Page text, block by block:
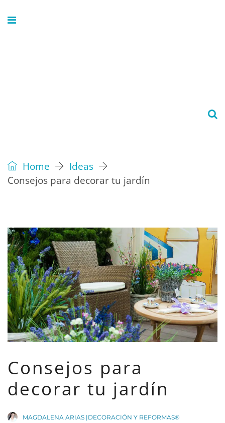
Home
Ideas
Consejos para decorar tu jardín
Consejos para
decorar tu jardín
MAGDALENA ARIAS |DECORACIÓN Y REFORMAS®